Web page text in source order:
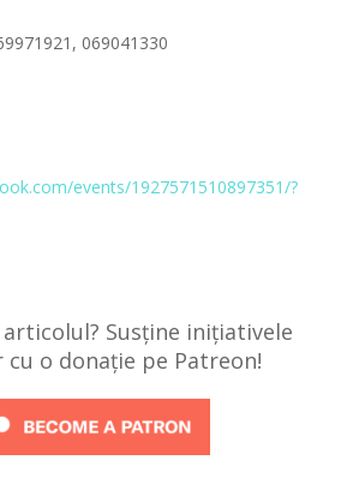
069041330
events/1927571510897351/?
Susține inițiativele
o donație pe Patreon!